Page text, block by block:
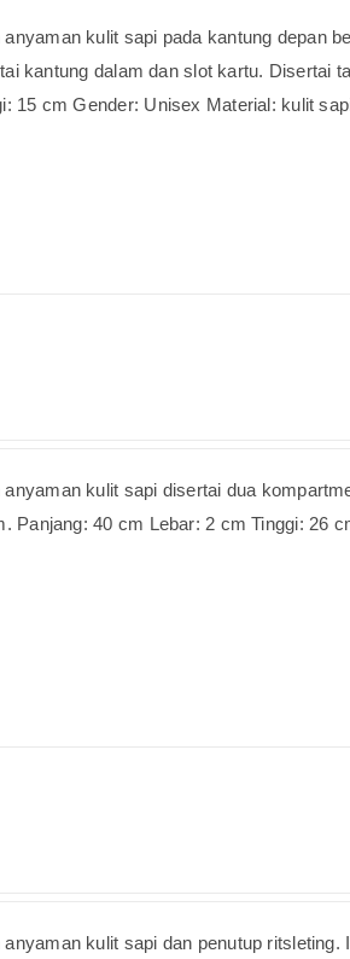
kulit sapi pada kantung depan
kantung dalam dan slot kartu. Disertai
15 cm Gender: Unisex Material: kulit
kulit sapi disertai dua
Panjang: 40 cm Lebar: 2 cm Tinggi: 26
kulit sapi dan penutup